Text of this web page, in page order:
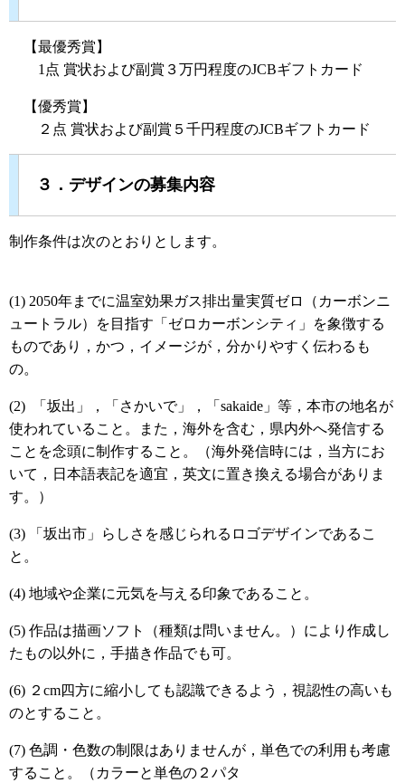
【最優秀賞】
1点 賞状および副賞３万円程度のJCBギフトカード
【優秀賞】
２点 賞状および副賞５千円程度のJCBギフトカード
３．デザインの募集内容
制作条件は次のとおりとします。
(1) 2050年までに温室効果ガス排出量実質ゼロ（カーボンニ
ュートラル）を目指す「ゼロカーボンシティ」を象徴する
ものであり，かつ，イメージが，分かりやすく伝わるも
の。
(2) 「坂出」，「さかいで」，「sakaide」等，本市の地名が
使われていること。また，海外を含む，県内外へ発信する
ことを念頭に制作すること。（海外発信時には，当方にお
いて，日本語表記を適宜，英文に置き換える場合がありま
す。）
(3) 「坂出市」らしさを感じられるロゴデザインであるこ
と。
(4) 地域や企業に元気を与える印象であること。
(5) 作品は描画ソフト（種類は問いません。）により作成し
たもの以外に，手描き作品でも可。
(6) ２cm四方に縮小しても認識できるよう，視認性の高いも
のとすること。
(7) 色調・色数の制限はありませんが，単色での利用も考慮
すること。（カラーと単色の２パタ